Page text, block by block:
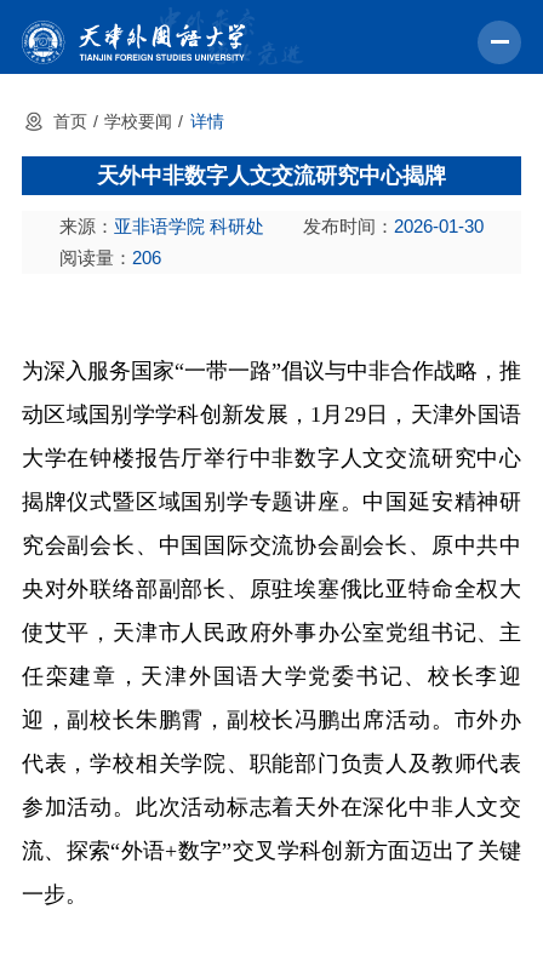
首页
机构设置
学术科研
中外交流
校园文化
融合门户 校外访问（VPN）
首页 学校要闻 详情
天外中非数字人文交流研究中心揭牌
来源： 亚非语学院 科研处 发布时间： 2026-01-30
阅读量： 206
为深入服务国家“一带一路”倡议与中非合作战略，推
动区域国别学学科创新发展，1月29日，天津外国语
大学在钟楼报告厅举行中非数字人文交流研究中心
揭牌仪式暨区域国别学专题讲座。中国延安精神研
究会副会长、中国国际交流协会副会长、原中共中
央对外联络部副部长、原驻埃塞俄比亚特命全权大
使艾平，天津市人民政府外事办公室党组书记、主
任栾建章，天津外国语大学党委书记、校长李迎
迎，副校长朱鹏霄，副校长冯鹏出席活动。市外办
代表，学校相关学院、职能部门负责人及教师代表
参加活动。此次活动标志着天外在深化中非人文交
流、探索“外语+数字”交叉学科创新方面迈出了关键
一步。